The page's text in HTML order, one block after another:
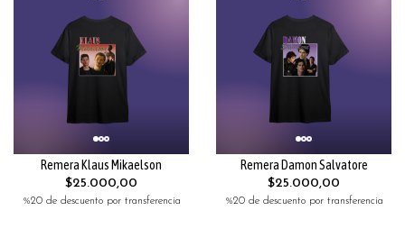
Remera Klaus Mikaelson
$25.000,00
%20 de descuento por transferencia
Remera Damon Salvatore
$25.000,00
%20 de descuento por transferencia